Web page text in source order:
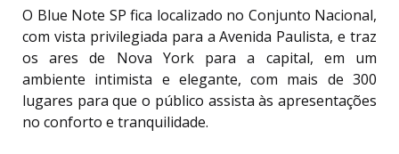
O Blue Note SP fica localizado no Conjunto Nacional,
com vista privilegiada para a Avenida Paulista, e traz
os ares de Nova York para a capital, em um
ambiente intimista e elegante, com mais de 300
lugares para que o público assista às apresentações
no conforto e tranquilidade.